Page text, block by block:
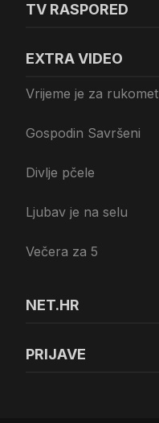
TV RASPORED
EXTRA VIDEO
Vrijeme je za rukomet
Gospodin Savršeni
Divlje pčele
Ljubav je na selu
Večera za 5
NET.HR
PRIJAVE